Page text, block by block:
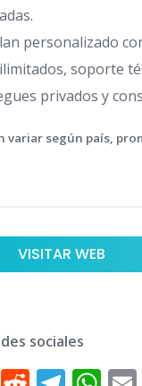
personalizado
soporte
privados y
variar según país,
VISITAR WEB
sociales